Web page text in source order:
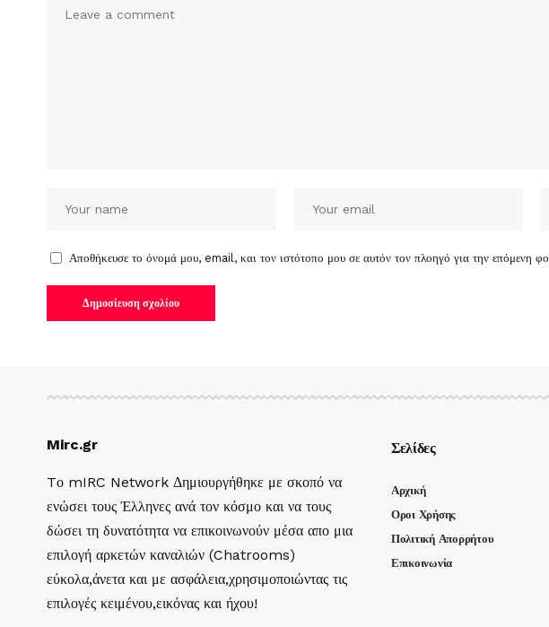
Αποθήκευσε το όνομά μου, email, και τον ιστότοπο μου σε αυτόν τον πλοηγό για την επόμενη
Mirc.gr
Tο mIRC Network Δημιουργήθηκε με σκοπό να
ενώσει τους Έλληνες ανά τον κόσμο και να τους
δώσει τη δυνατότητα να επικοινωνούν μέσα απο μια
επιλογή αρκετών καναλιών (Chatrooms)
εύκολα,άνετα και με ασφάλεια,χρησιμοποιώντας τις
επιλογές κειμένου,εικόνας και ήχου!
Σελίδες
Αρχική
Οροι Χρήσης
Πολιτική Απορρήτου
Επικοινωνία